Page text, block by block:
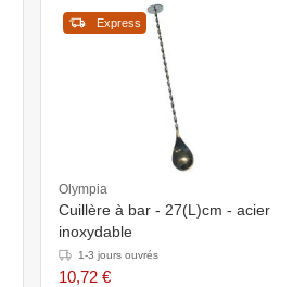
Express
Olympia
Cuillère à bar - 27(L)cm - acier
inoxydable
1-3 jours ouvrés
10,72 €